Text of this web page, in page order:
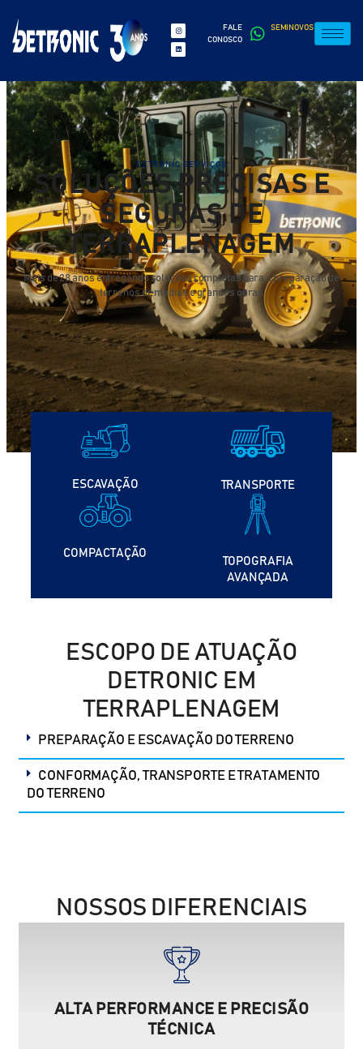
FALE
CONOSCO
SEMINOVOS
DETRONIC SERVIÇOS
SOLUÇÕES PRECISAS E
SEGURAS DE
TERRAPLENAGEM
Mais de 28 anos entregando soluções completas para a preparação de
terrenos de médias e grandes obras
ESCAVAÇÃO TRANSPORTE
COMPACTAÇÃO
TOPOGRAFIA
AVANÇADA
ESCOPO DE ATUAÇÃO
DETRONIC EM
TERRAPLENAGEM
PREPARAÇÃO E ESCAVAÇÃO DO TERRENO
CONFORMAÇÃO, TRANSPORTE E TRATAMENTO
DO TERRENO
NOSSOS DIFERENCIAIS
ALTA PERFORMANCE E PRECISÃO
TÉCNICA